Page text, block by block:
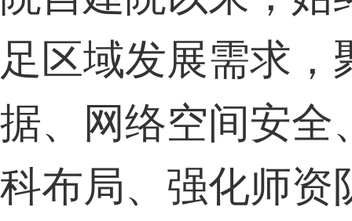
足区域发展需求
据、网络空间安全
科布局、强化师资